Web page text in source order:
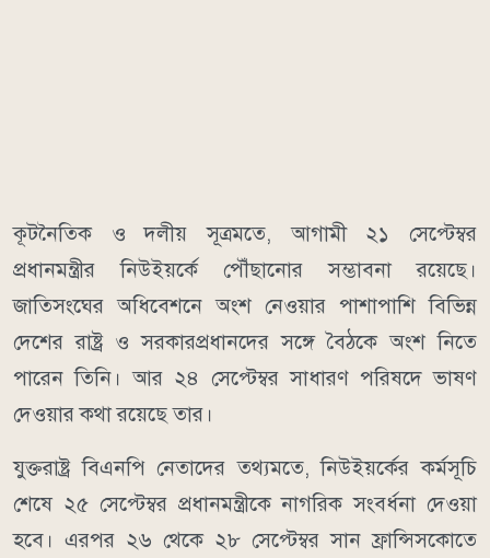
কূটনৈতিক ও দলীয় সূত্রমতে, আগামী ২১ সেপ্টেম্বর
প্রধানমন্ত্রীর নিউইয়র্কে পৌঁছানোর সম্ভাবনা রয়েছে।
জাতিসংঘের অধিবেশনে অংশ নেওয়ার পাশাপাশি বিভিন্ন
দেশের রাষ্ট্র ও সরকারপ্রধানদের সঙ্গে বৈঠকে অংশ নিতে
পারেন তিনি। আর ২৪ সেপ্টেম্বর সাধারণ পরিষদে ভাষণ
দেওয়ার কথা রয়েছে তার।
যুক্তরাষ্ট্র বিএনপি নেতাদের তথ্যমতে, নিউইয়র্কের কর্মসূচি
শেষে ২৫ সেপ্টেম্বর প্রধানমন্ত্রীকে নাগরিক সংবর্ধনা দেওয়া
হবে। এরপর ২৬ থেকে ২৮ সেপ্টেম্বর সান ফ্রান্সিসকোতে